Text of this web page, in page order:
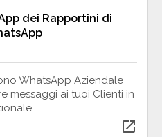
dei Rapportini di
WhatsApp Aziendale
messaggi ai tuoi Clienti in
open_in_new